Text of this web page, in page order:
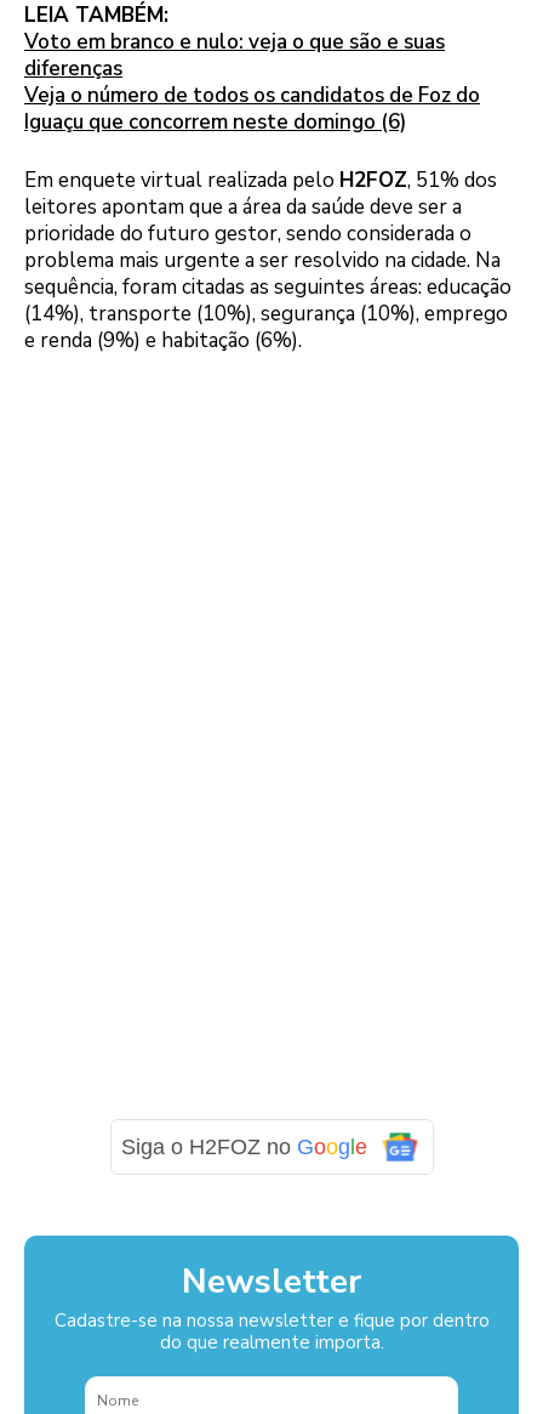
LEIA TAMBÉM:
Voto em branco e nulo: veja o que são e suas
diferenças
Veja o número de todos os candidatos de Foz do
Iguaçu que concorrem neste domingo (6)
Em enquete virtual realizada pelo H2FOZ, 51% dos
leitores apontam que a área da saúde deve ser a
prioridade do futuro gestor, sendo considerada o
problema mais urgente a ser resolvido na cidade. Na
sequência, foram citadas as seguintes áreas: educação
(14%), transporte (10%), segurança (10%), emprego
e renda (9%) e habitação (6%).
Siga o H2FOZ no Goog e
Newsletter
Cadastre-se na nossa newsletter e fique por dentro
do que realmente importa.